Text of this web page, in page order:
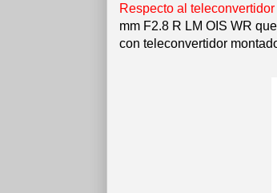
Respecto al
mm F2.8 R LM OIS WR
con teleconvertidor